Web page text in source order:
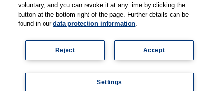
Partner
Legal information Data protection Contact Terms and Conditions
voluntary, and you can revoke it at any time by clicking the
button at the bottom right of the page. Further details can be
found in ourdata protection information.
Accept
Reject
Settings